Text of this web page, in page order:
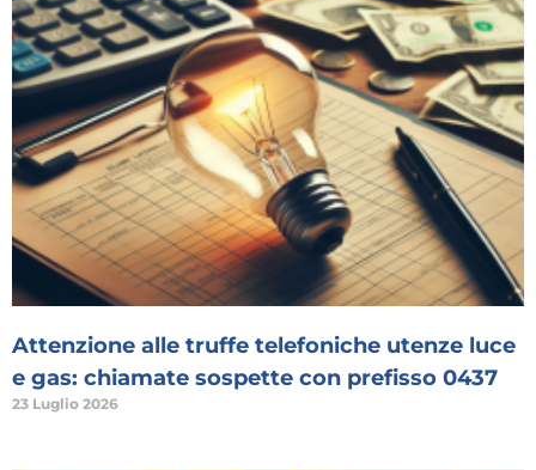
Attenzione alle truffe telefoniche utenze luce
e gas: chiamate sospette con prefisso 0437
23 Luglio 2026